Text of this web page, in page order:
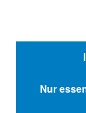
Nur